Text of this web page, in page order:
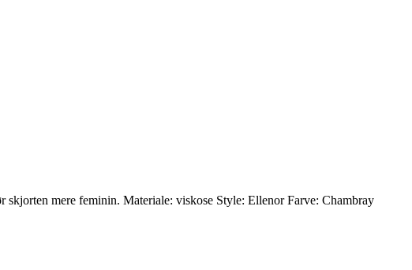
skjorten mere feminin. Materiale: viskose Style: Ellenor Farve: Chambray